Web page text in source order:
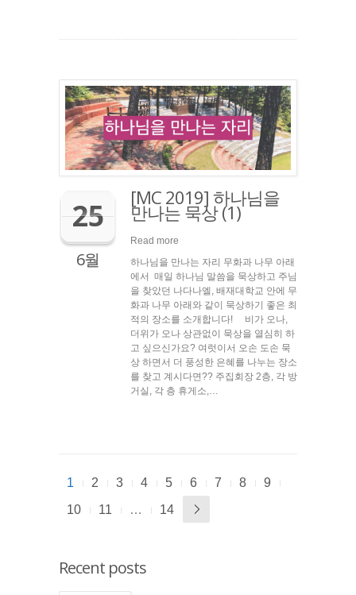
25
6월
[MC 2019] 하나님을
만나는 묵상 (1)
Read more
하나님을 만나는 자리 무화과 나무 아래
에서 매일 하나님 말씀을 묵상하고 주님
을 찾았던 나다나엘, 배재대학교 안에 무
화과 나무 아래와 같이 묵상하기 좋은 최
적의 장소를 소개합니다! 비가 오나,
더위가 오나 상관없이 묵상을 열심히 하
고 싶으신가요? 여럿이서 오손 도손 묵
상 하면서 더 풍성한 은혜를 나누는 장소
를 찾고 계시다면?? 주집회장 2층, 각 방
거실, 각 층 휴게소,…
1 2 3 4 5 6 7 8
9
10
11 … 14
Recent posts